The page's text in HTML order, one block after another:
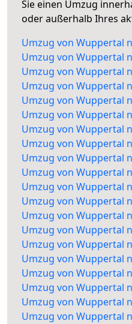
Sie einen Umzug
oder außerhalb Ihres
Umzug von Wuppertal
Umzug von Wuppertal
Umzug von Wuppertal
Umzug von Wuppertal
Umzug von Wuppertal
Umzug von Wuppertal
Umzug von Wuppertal
Umzug von Wuppertal
Umzug von Wuppertal
Umzug von Wuppertal
Umzug von Wuppertal
Umzug von Wuppertal
Umzug von Wuppertal
Umzug von Wuppertal
Umzug von Wuppertal
Umzug von Wuppertal
Umzug von Wuppertal
Umzug von Wuppertal
Umzug von Wuppertal
Umzug von Wuppertal